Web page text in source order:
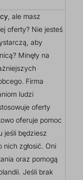
, ale masz
oferty? Nie jesteś
aby
Minęły na
Firma
ludzi
oferty
oferuje pomoc
jeśli będziesz
zgłosić. Oni
oraz pomogą
Jeśli brak